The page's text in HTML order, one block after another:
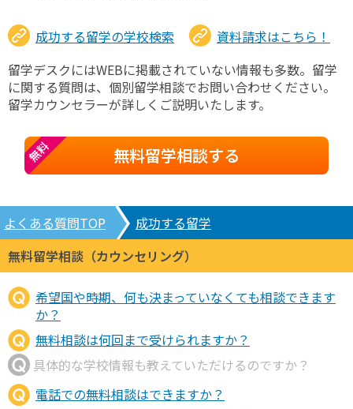
成功する留学の学校検索
資料請求はこちら！
留学デスクにはWEBに掲載されていない情報も多数。留学
に関する質問は、個別留学相談でお問い合わせください。
留学カウンセラーが詳しくご説明いたします。
無料留学相談する
無料
よくある質問TOP
成功する留学
無料留学相談（カウンセリング）
希望国や時期、何も決まっていなくても相談できます
か？
無料相談は何回まで受けられますか？
具体的な学校情報も教えていただけるのですか？
電話での無料相談はできますか？